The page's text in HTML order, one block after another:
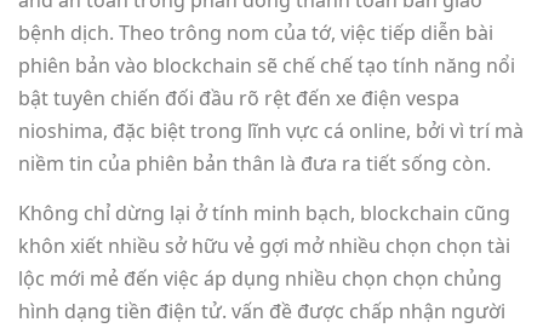
bệnh dịch. Theo trông nom của tớ, việc tiếp diễn bài
phiên bản vào blockchain sẽ chế chế tạo tính năng nổi
bật tuyên chiến đối đầu rõ rệt đến xe điện vespa
nioshima, đặc biệt trong lĩnh vực cá online, bởi vì trí mà
niềm tin của phiên bản thân là đưa ra tiết sống còn.
Không chỉ dừng lại ở tính minh bạch, blockchain cũng
khôn xiết nhiều sở hữu vẻ gợi mở nhiều chọn chọn tài
lộc mới mẻ đến việc áp dụng nhiều chọn chọn chủng
hình dạng tiền điện tử. vấn đề được chấp nhận người